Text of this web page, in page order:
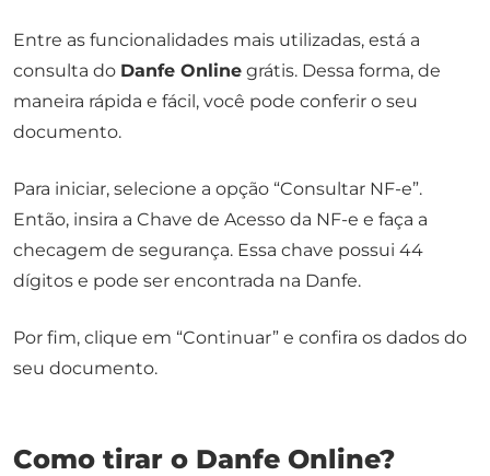
Entre as funcionalidades mais utilizadas, está a
consulta do Danfe Online grátis. Dessa forma, de
maneira rápida e fácil, você pode conferir o seu
documento.
Para iniciar, selecione a opção “Consultar NF-e”.
Então, insira a Chave de Acesso da NF-e e faça a
checagem de segurança. Essa chave possui 44
dígitos e pode ser encontrada na Danfe.
Por fim, clique em “Continuar” e confira os dados do
seu documento.
Como tirar o Danfe Online?